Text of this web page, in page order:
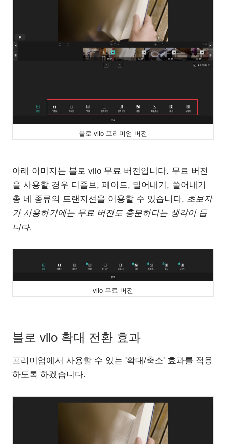
블로 vllo 프리미엄 버전
아래 이미지는 블로 vllo 무료 버전입니다. 무료 버전
을 사용할 경우 디졸브, 페이드, 밀어내기, 쓸어내기
총 네 종류의 트랜지션을 이용할 수 있습니다. 초보자
가 사용하기에는 무료 버전도 충분하다는 생각이 듭
니다.
vllo 무료 버전
블로 vllo 확대 전환 효과
프리미엄에서 사용할 수 있는 '확대/축소' 효과를 적용
하도록 하겠습니다.